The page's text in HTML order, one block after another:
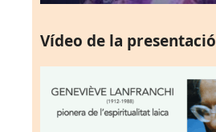
Vídeo de la presentació